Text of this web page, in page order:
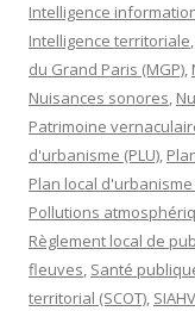
Intelligence
Intelligence territoriale,
du Grand Paris (MGP),
Nuisances sonores,
Patrimoine
d'urbanisme (PLU),
Plan local
Pollutions
Règlement local de
fleuves, Santé
territorial (SCOT),